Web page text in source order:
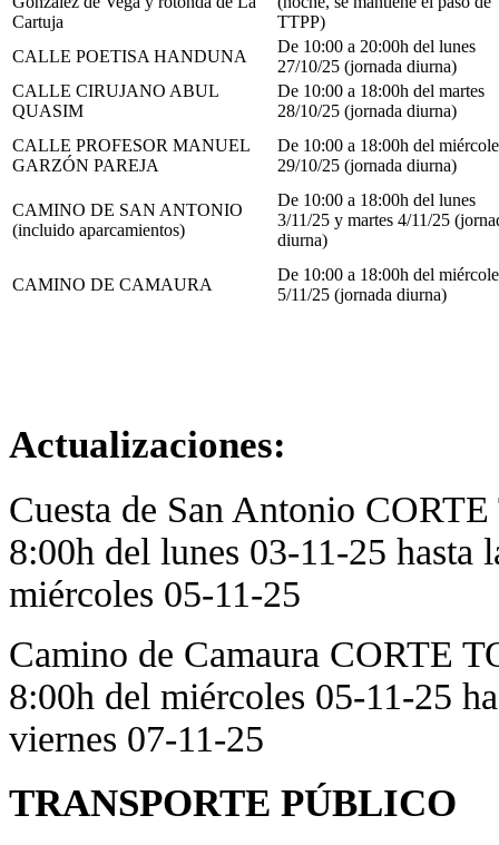
Cartuja
TTPP)
CALLE POETISA HANDUNA
De 10:00 a 20:00h del lunes
27/10/25 (jornada diurna)
CALLE CIRUJANO ABUL
QUASIM
De 10:00 a 18:00h del martes
28/10/25 (jornada diurna)
CALLE PROFESOR MANUEL
GARZÓN PAREJA
De 10:00 a 18:00h del
29/10/25 (jornada diurna)
CAMINO DE SAN ANTONIO
(incluido aparcamientos)
De 10:00 a 18:00h del lunes
3/11/25 y martes 4/11/25
diurna)
CAMINO DE CAMAURA
De 10:00 a 18:00h del
5/11/25 (jornada diurna)
Actualizaciones:
Cuesta de San Antonio
8:00h del lunes 03-11-25 hasta
miércoles 05-11-25
Camino de Camaura CORTE
8:00h del miércoles 05-11-25
viernes 07-11-25
TRANSPORTE PÚBLICO